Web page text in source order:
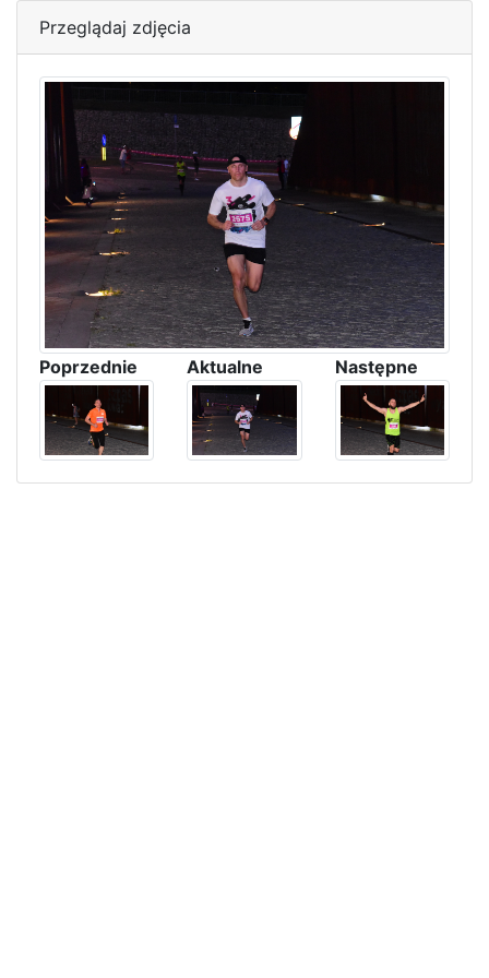
Przeglądaj zdjęcia
Poprzednie Aktualne Następne